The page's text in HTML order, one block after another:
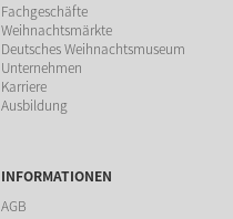
Fachgeschäfte
Weihnachtsmärkte
Deutsches Weihnachtsmuseum
Unternehmen
Karriere
Ausbildung
INFORMATIONEN
AGB